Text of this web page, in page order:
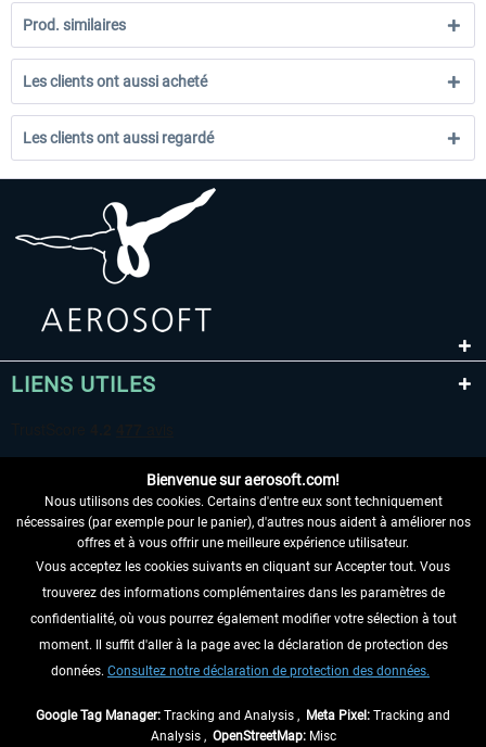
Prod. similaires
Les clients ont aussi acheté
Les clients ont aussi regardé
LIENS UTILES
RENONCER AU CONTRAT ICI
INFORMATIONS
NE MANQUEZ PAS LES DERNIÈRES
Bienvenue sur aerosoft.com!
Nous utilisons des cookies. Certains d'entre eux sont techniquement
nécessaires (par exemple pour le panier), d'autres nous aident à améliorer nos
offres et à vous offrir une meilleure expérience utilisateur.
Vous acceptez les cookies suivants en cliquant sur Accepter tout. Vous
trouverez des informations complémentaires dans les paramètres de
confidentialité, où vous pourrez également modifier votre sélection à tout
moment. Il suffit d'aller à la page avec la déclaration de protection des
données. Consultez notre déclaration de protection des données.
Google Tag Manager: Tracking and Analysis , Meta Pixel: Tracking and
Analysis , OpenStreetMap:Misc